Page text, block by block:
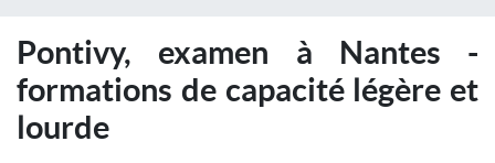
Pontivy, examen à Nantes -
formations de capacité légère et
lourde